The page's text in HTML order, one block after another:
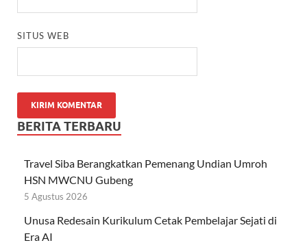
SITUS WEB
BERITA TERBARU
Travel Siba Berangkatkan Pemenang Undian Umroh
HSN MWCNU Gubeng
5 Agustus 2026
Unusa Redesain Kurikulum Cetak Pembelajar Sejati di
Era AI